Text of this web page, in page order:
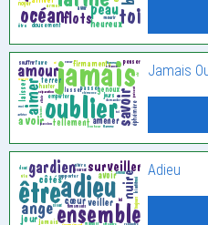
Jamais
Adieu